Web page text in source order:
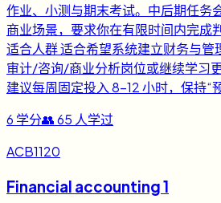
作业、小测与期末考试。中后期任务
商业场景，要求你在有限时间内完成
适合人群 适合希望系统建立财务与管
审计/咨询/商业分析岗位或继续学习
建议每周固定投入 8-12 小时，保持“
6 学分👥65 人学过
ACB1120
Financial accounting 1